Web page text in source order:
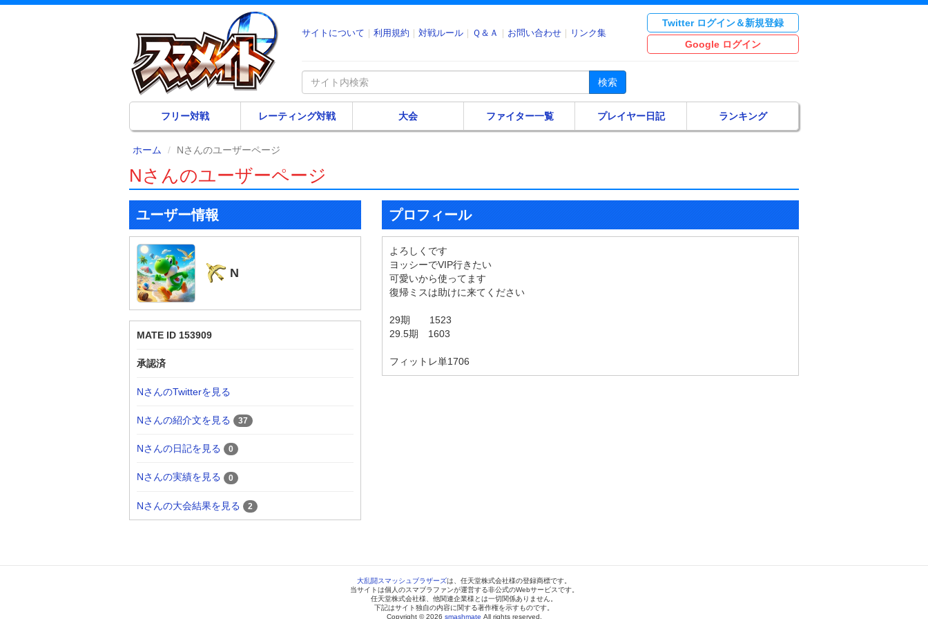
サイトについて 利用規約 対戦ルール Ｑ＆Ａ お問い合わせ リンク集
Twitter ログイン＆新規登録
Google ログイン
検索
フリー対戦 レーティング対戦 大会 ファイター一覧 プレイヤー日記 ランキング
ホーム Nさんのユーザーページ
Nさんのユーザーページ
ユーザー情報
N
MATE ID 153909
承認済
NさんのTwitterを見る
Nさんの紹介文を見る 37
Nさんの日記を見る 0
Nさんの実績を見る 0
Nさんの大会結果を見る 2
プロフィール
よろしくです
ヨッシーでVIP行きたい
可愛いから使ってます
復帰ミスは助けに来てください
29期 1523
29.5期 1603
フィットレ単1706
大乱闘スマッシュブラザーズは、任天堂株式会社様の登録商標です。
当サイトは個人のスマブラファンが運営する非公式のWebサービスです。
任天堂株式会社様、他関連企業様とは一切関係ありません。
下記はサイト独自の内容に関する著作権を示すものです。
Copyright © 2026 smashmate All rights reserved.